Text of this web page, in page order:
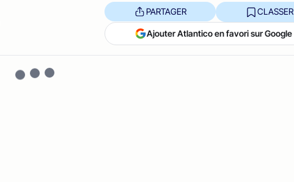
PARTAGER CLASSER
Ajouter Atlantico en favori sur Google